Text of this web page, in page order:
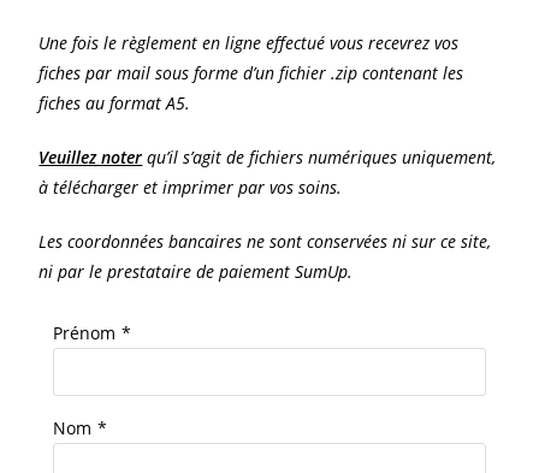
Une fois le règlement en ligne effectué vous recevrez vos
fiches par mail sous forme d’un fichier .zip contenant les
fiches au format A5.
Veuillez noter qu’il s’agit de fichiers numériques uniquement,
à télécharger et imprimer par vos soins.
Les coordonnées bancaires ne sont conservées ni sur ce site,
ni par le prestataire de paiement SumUp.
Prénom *
Nom *